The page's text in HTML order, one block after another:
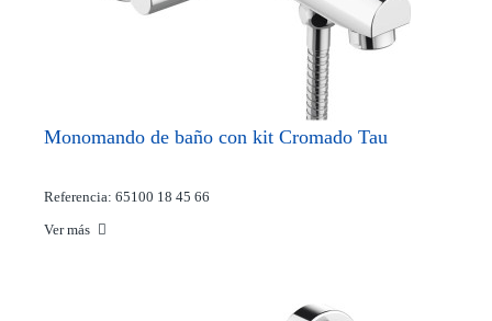
Monomando de baño con kit Cromado Tau
Referencia: 65100 18 45 66
Ver más